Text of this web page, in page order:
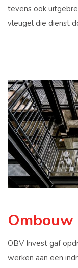
tevens ook
vleugel die dienst
OBV Invest gaf
werken aan een